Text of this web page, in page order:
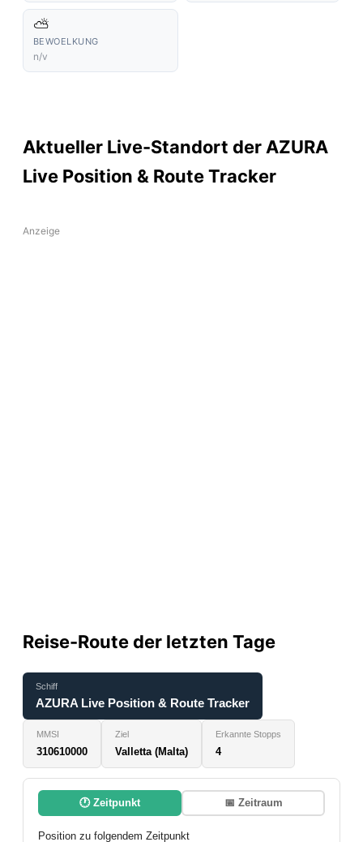
⛅
BEWOELKUNG
n/v
Aktueller Live-Standort der AZURA
Live Position & Route Tracker
Anzeige
Reise-Route der letzten Tage
Schiff
AZURA Live Position & Route Tracker
MMSI
310610000
Ziel
Valletta (Malta)
Erkannte Stopps
4
🕐 Zeitpunkt 📅 Zeitraum
Position zu folgendem Zeitpunkt